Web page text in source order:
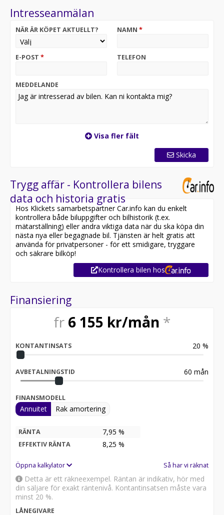
När du köper din bil hos oss erbjuder vi en förmånlig
försäkring för övriga märken.
Till alla våra bilar kan ni köpa till vinterdäck.
Extraljus, Vinterhjul eller någon annan extrautrustning.
Vi är medlemmar i Motorbranschens Riksförbund och
följer deras krav och riktlinjer.
Alla våra bilar är varudeklarerade.
Hos oss hittar du olika drivmedel som Bensin, Diesel,
Elbil, Hybrid, Plugin, Xfuel, Etanol.
Välkommen in till vår bilhall i Hässleholm – vi hjälper
Intresseanmälan
NÄR ÄR KÖPET AKTUELLT? NAMN *
E-POST * TELEFON
MEDDELANDE
Visa fler fält
Skicka
Trygg affär - Kontrollera bilens
data och historia gratis
Hos Klickets samarbetspartner Car.info kan du enkelt
kontrollera både biluppgifter och bilhistorik (t.ex.
mätarställning) eller andra viktiga data när du ska köpa din
nästa nya eller begagnade bil. Tjänsten är helt gratis att
använda för privatpersoner - för ett smidigare, tryggare
och säkrare bilköp!
Kontrollera bilen hos
Finansiering
fr 6 155 kr/mån *
KONTANTINSATS 20 %
AVBETALNINGSTID 60 mån
FINANSMODELL
Annuitet Rak amortering
RÄNTA 7,95 %
EFFEKTIV RÄNTA 8,25 %
Öppna kalkylator Så har vi räknat
Detta är ett räkneexempel. Räntan är indikativ, hör med
din säljare för exakt räntenivå. Kontantinsatsen måste vara
minst 20 %.
LÅNEGIVARE